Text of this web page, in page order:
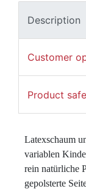
Description
Customer
Product
Latexschaum
variablen
rein natürliche
gepolsterte